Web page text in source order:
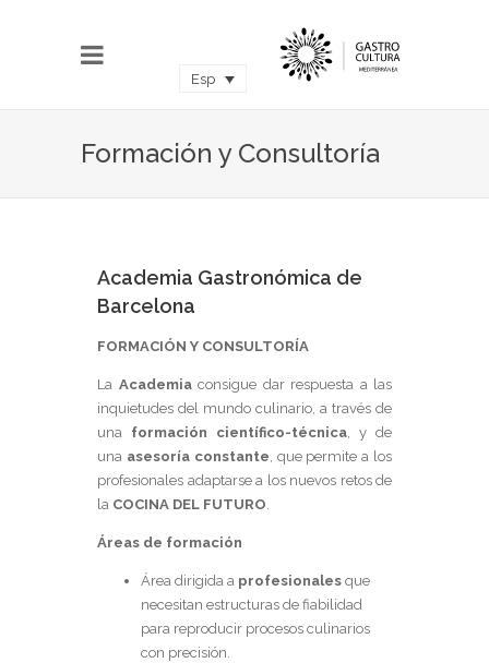
Esp
Formación y Consultoría
Academia Gastronómica de
Barcelona
FORMACIÓN Y CONSULTORÍA
La Academiaconsigue dar respuesta a las
inquietudes del mundo culinario, a través de
una formación científico-técnica, y de
una asesoría constante, que permite a los
profesionales adaptarse a los nuevos retos de
la COCINA DEL FUTURO.
Áreas de formación
Área dirigida a profesionales que
necesitan estructuras de fiabilidad
para reproducir procesos culinarios
con precisión.